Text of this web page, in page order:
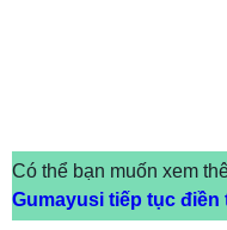
Có thể bạn muốn xem
Gumayusi tiếp tục điền